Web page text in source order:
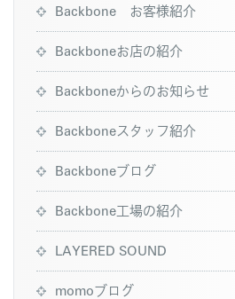
Backbone お客様紹介
Backboneお店の紹介
Backboneからのお知らせ
Backboneスタッフ紹介
Backboneブログ
Backbone工場の紹介
LAYERED SOUND
momoブログ